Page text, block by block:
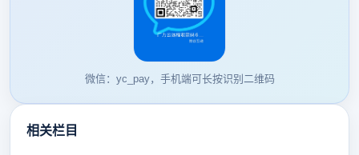
微信：yc_pay，手机端可长按识别二维码
相关栏目